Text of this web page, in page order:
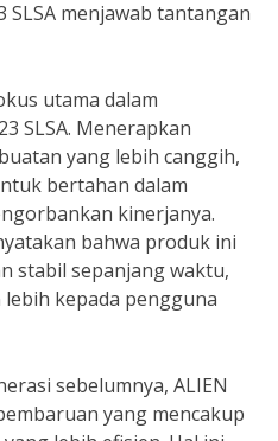
SLSA menjawab tantangan
utama dalam
SLSA. Menerapkan
yang lebih canggih,
bertahan dalam
kinerjanya.
bahwa produk ini
stabil sepanjang waktu,
kepada pengguna
sebelumnya, ALIEN
yang mencakup